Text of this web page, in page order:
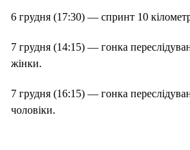
6 грудня (17:30) — спринт 10
7 грудня (14:15) — гонка
жінки.
7 грудня (16:15) — гонка
чоловіки.